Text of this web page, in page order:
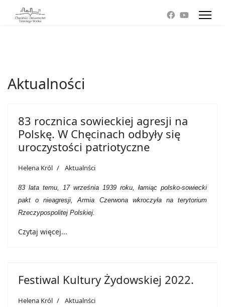
Aktualności
83 rocznica sowieckiej agresji na
Polskę. W Chęcinach odbyły się
uroczystości patriotyczne
Helena Król Aktualnści
83 lata temu, 17 września 1939 roku, łamiąc polsko-sowiecki
pakt o nieagresji, Armia Czerwona wkroczyła na terytorium
Rzeczypospolitej Polskiej.
Czytaj więcej...
Festiwal Kultury Żydowskiej 2022.
Helena Król Aktualnści